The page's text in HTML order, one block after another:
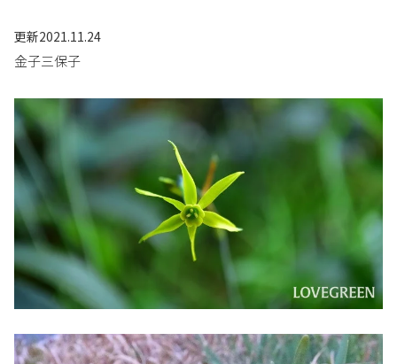
更新2021.11.24
金子三保子